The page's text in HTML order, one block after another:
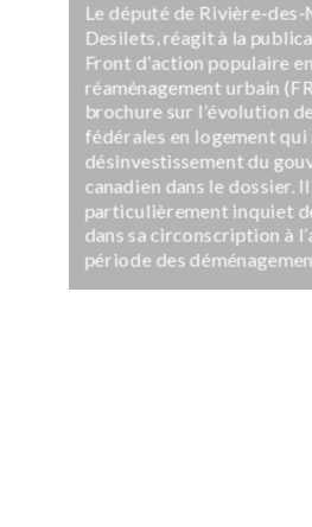
Le député de Rivière-
Desilets, réagit à la
Front d’action populaire en
réaménagement urbain
brochure sur l’évolution
fédérales en logement
désinvestissement du
canadien dans le dossier.
particulièrement inquiet
dans sa circonscription à
période des